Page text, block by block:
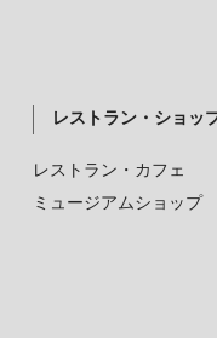
レストラン・ショッ
レストラン・カフェ
ミュージアムショップ